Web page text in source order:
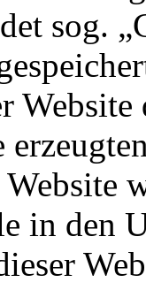
sog.
in den